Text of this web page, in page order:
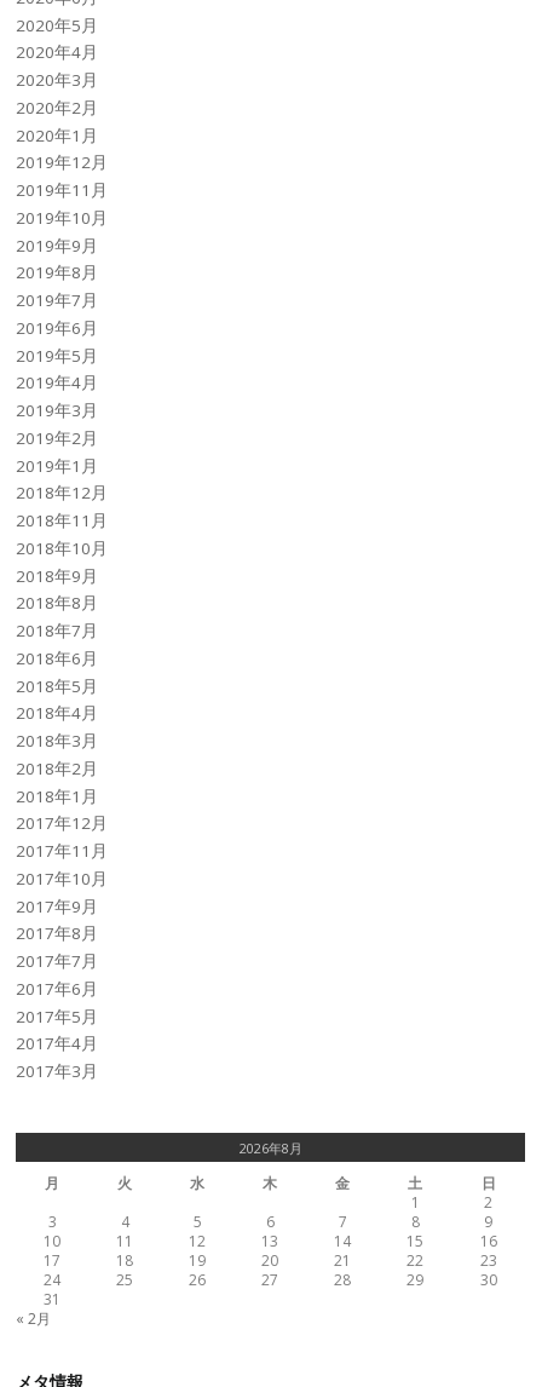
2020年5月
2020年4月
2020年3月
2020年2月
2020年1月
2019年12月
2019年11月
2019年10月
2019年9月
2019年8月
2019年7月
2019年6月
2019年5月
2019年4月
2019年3月
2019年2月
2019年1月
2018年12月
2018年11月
2018年10月
2018年9月
2018年8月
2018年7月
2018年6月
2018年5月
2018年4月
2018年3月
2018年2月
2018年1月
2017年12月
2017年11月
2017年10月
2017年9月
2017年8月
2017年7月
2017年6月
2017年5月
2017年4月
2017年3月
2026年8月
月 火 水 木 金 土
日
1
2
3
4 5 6 7 8
9
10
11 12 13 14 15
16
17
18 19 20 21 22
23
24
25 26 27 28 29
30
31
« 2月
メタ情報